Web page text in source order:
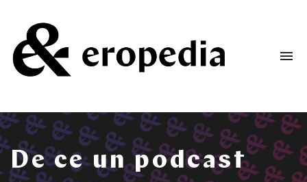
podcast
despre
dorință
iubire
De ce un podcast